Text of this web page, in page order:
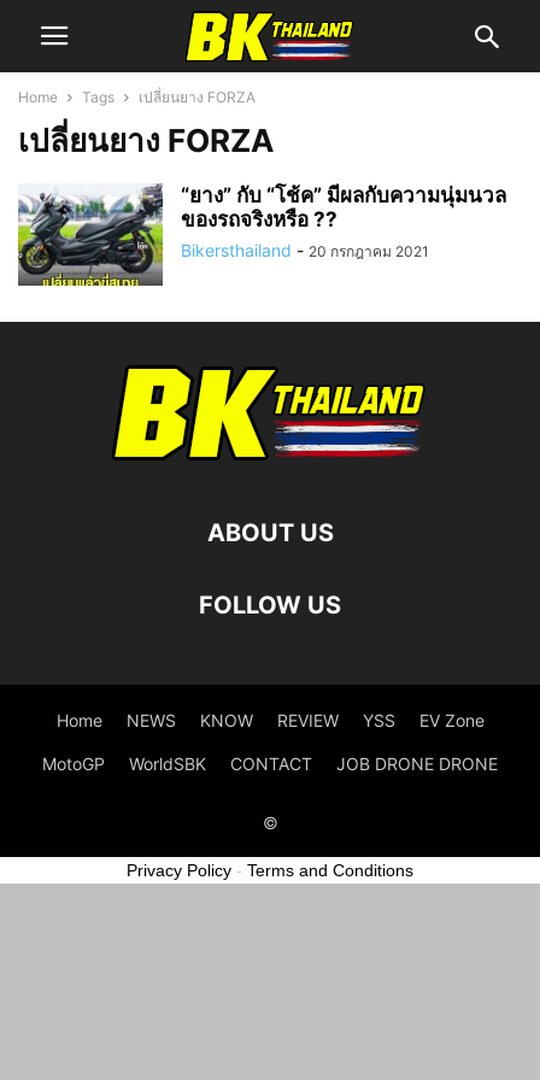
Home Tags เปลี่ยนยาง FORZA
เปลี่ยนยาง FORZA
“ยาง” กับ “โช้ค” มีผลกับความนุ่มนวล
ของรถจริงหรือ ??
Bikersthailand - 20 กรกฎาคม 2021
ABOUT US
FOLLOW US
Home NEWS KNOW REVIEW YSS EV Zone
MotoGP WorldSBK CONTACT JOB DRONE DRONE
©
Privacy Policy - Terms and Conditions